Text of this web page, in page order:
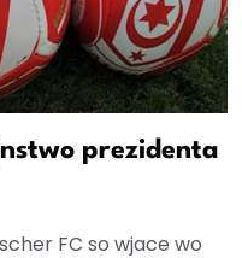
prezidenta
FC so wjace wo